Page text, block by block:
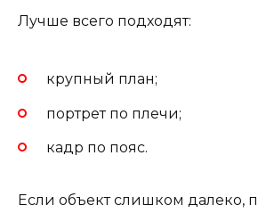
Лучше всего подходят:
крупный план;
портрет по плечи;
кадр по пояс.
Если объект слишком далеко,